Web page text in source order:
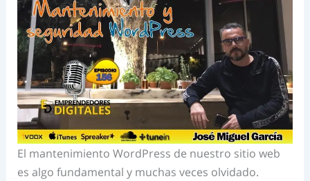
El mantenimiento WordPress de nuestro sitio web
es algo fundamental y muchas veces olvidado.